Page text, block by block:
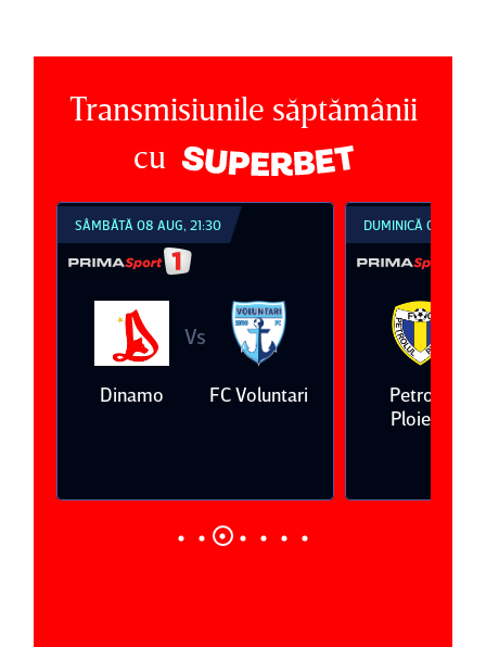
Transmisiunile săptămânii
cu
DUMINICĂ 09 AUG, 18:30
Petrolul
Vs
Oţelul Galaţi
DUMINICĂ 09 AUG,
Universitatea
Craiova